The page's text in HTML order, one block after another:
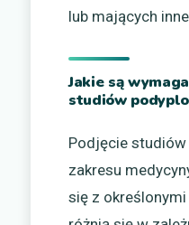
lub mających
Jakie są
studiów
Podjęcie
zakresu
się z